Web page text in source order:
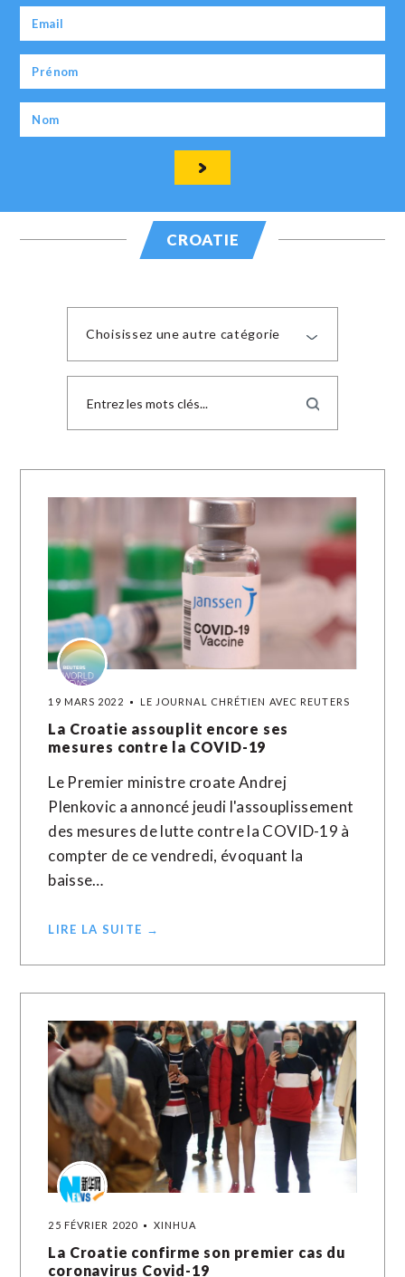
CROATIE
Choisissez une autre catégorie
19 MARS 2022 LE JOURNAL CHRÉTIEN AVEC REUTERS
La Croatie assouplit encore ses
mesures contre la COVID-19
Le Premier ministre croate Andrej
Plenkovic a annoncé jeudi l'assouplissement
des mesures de lutte contre la COVID-19 à
compter de ce vendredi, évoquant la
baisse…
LIRE LA SUITE →
25 FÉVRIER 2020 XINHUA
La Croatie confirme son premier cas du
coronavirus Covid-19